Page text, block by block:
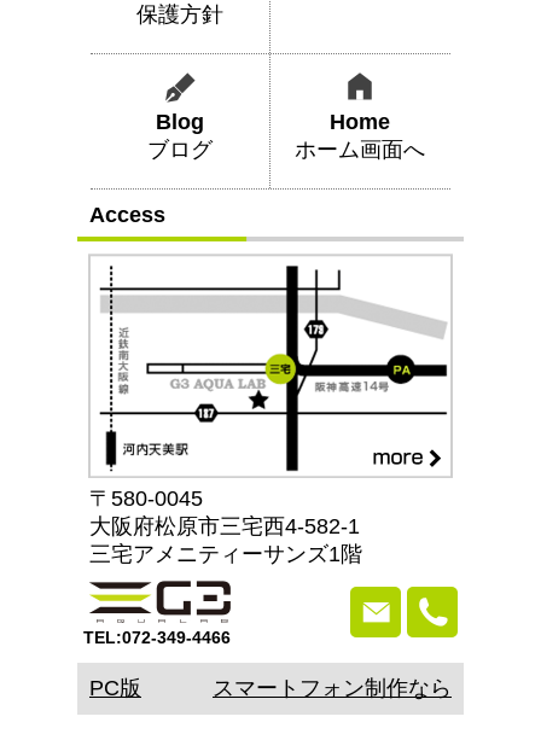
保護方針
Blog
ブログ
Home
ホーム画面へ
Access
〒580-0045
大阪府松原市三宅西4-582-1
三宅アメニティーサンズ1階
TEL:072-349-4466
PC版 スマートフォン制作なら